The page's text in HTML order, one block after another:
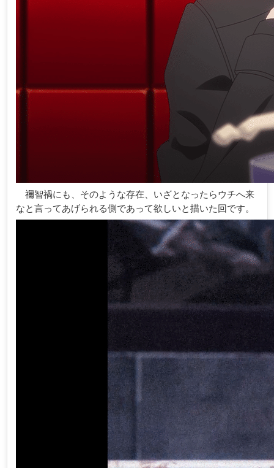
禰智禍にも、そのような存在、いざとなったらウチへ来
なと言ってあげられる側であって欲しいと描いた回です。